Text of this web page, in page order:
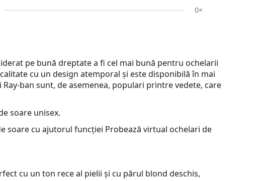
0×
pe bună dreptate a fi cel mai bună pentru ochelarii
cu un design atemporal și este disponibilă în mai
ban sunt, de asemenea, populari printre vedete, care
soare unisex.
soare cu ajutorul funcției Probează virtual ochelari de
cu un ton rece al pielii și cu părul blond deschis,